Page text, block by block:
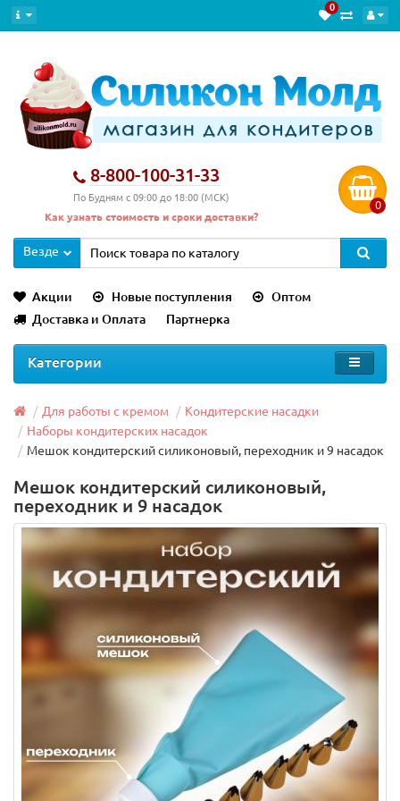
0
8-800-100-31-33
По Будням с 09:00 до 18:00 (МСК)
Как узнать стоимость и сроки доставки?
0
Везде
Акции Новые поступления
Оптом
Доставка и Оплата
Партнерка
Категории
Для работы с кремом
Кондитерские насадки
Наборы кондитерских насадок
Мешок кондитерский силиконовый, переходник и 9 насадок
Мешок кондитерский силиконовый,
переходник и 9 насадок